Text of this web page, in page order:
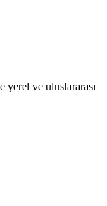
yerel ve uluslararası